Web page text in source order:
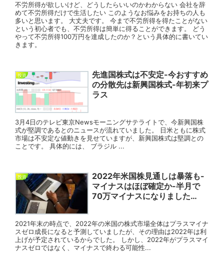
不労所得が欲しいけど、どうしたらいいのかわからない 会社を辞
めて不労所得だけで生活したい このようなお悩みをお持ちの人も
多いと思います。 大丈夫です。 今まで不労所得を得たことがない
という初心者でも、不労所得は簡単に得ることができます。 どう
やって不労所得100万円を達成したのか？という具体的に書いてい
きます。
投資
先進国株式は不安定-今おすすめ
の分散先は新興国株式-年初来プ
ラス
3月4日のテレビ東京Newsモーニングサテライトで、今新興国株
式が堅調であるとのニュースが流れていました。 日米ともに株式
市場は不安定な値動きを見せていますが、新興国株式は堅調との
ことです。 具体的には、 ブラジル ...
投資
2022年米国株見通しは暴落も-
マイナスはほぼ確定か-半月で
70万マイナスになりました…
2021年末の時点で、2022年の米国の株式市場全体はプラスマイナ
スゼロ成長になると予測していましたが、その理由は2022年は利
上げが予定されているからでした。 しかし、2022年がプラスマイ
ナスゼロではなく、マイナスで終わる可能性...